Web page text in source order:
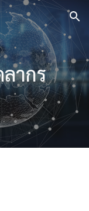
Skip to navigation
ากร